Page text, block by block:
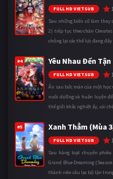
FULL HD VIETSUB
Sau những biến cố làm thay
2) tiếp tục theo chân
chống lại các thế lực đang
#4 Yêu Nhau Đến
FULL HD VIETSUB
Ẩn sau bức màn của một
nuôi dưỡng và huấn luyện
thế giới khắc nghiệt ấy, cái
#5 Xanh Thẳm (Mùa
FULL HD VIETSUB
Sau hàng loạt chuyến
Grand Blue Dreaming
thành viên câu lạc bộ lặn